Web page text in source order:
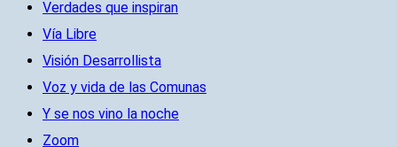
Verdades que inspiran
Vía Libre
Visión Desarrollista
Voz y vida de las Comunas
Y se nos vino la noche
Zoom